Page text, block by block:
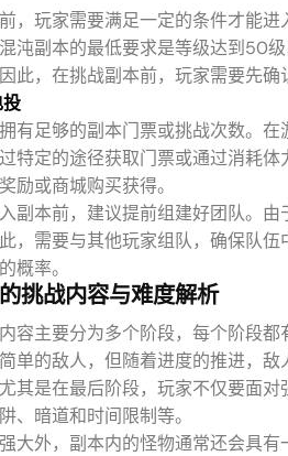
，玩家需要满足一定的条件才能
沌副本的最低要求是等级达到50
此，在挑战副本前，玩家需要先确
有足够的副本门票或挑战次数。
特定的途径获取门票或通过消耗
励或商城购买获得。
副本前，建议提前组建好团队。
，需要与其他玩家组队，确保队
概率。
挑战内容与难度解析
容主要分为多个阶段，每个阶段
单的敌人，但随着进度的推进，
其是在最后阶段，玩家不仅要面
、暗道和时间限制等。
大外，副本内的怪物通常还会具